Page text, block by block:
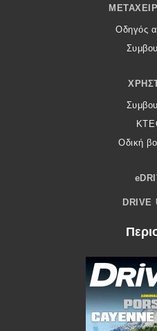
Οδηγός
Οδική
DRIVE